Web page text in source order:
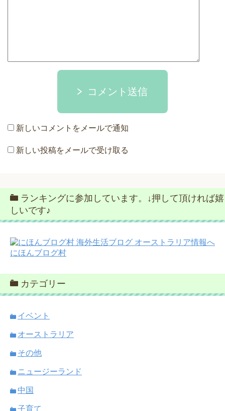
コメント送信
新しいコメントをメールで通知
新しい投稿をメールで受け取る
ランキングに参加しています。↓押して頂ければ嬉
しいです♪
にほんブログ村
カテゴリー
イベント
オーストラリア
その他
ニュージーランド
中国
子育て